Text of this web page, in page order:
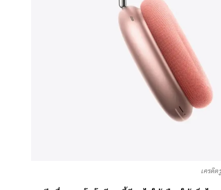
เครดิต